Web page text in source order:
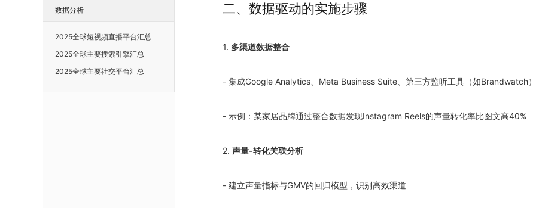
数据分析
2025全球短视频直播平台汇总
2025全球主要搜索引擎汇总
2025全球主要社交平台汇总
二、数据驱动的实施步骤
1. 多渠道数据整合
- 集成Google Analytics、Meta Business Suite、第三方监听工具（如Brandwatch
- 示例：某家居品牌通过整合数据发现Instagram Reels的声量转化率比图文高40%
2. 声量-转化关联分析
- 建立声量指标与GMV的回归模型，识别高效渠道